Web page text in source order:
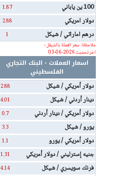
100 ين ياباني 1.87
دولار امريكي 2.88
درهم اماراتي / شيكل
1
ملاحظة: سعر العملة بالشيقل -
اخر تحديث 2026-06-03
اسعار العملات - البنك التجاري
الفلسطيني
دولار أمريكي / شيكل
2.88
دينار أردني / شيكل 4.01
دولار أمريكي / دينار أردني 0.7
يورو / شيكل 3.3
دولار أمريكي / يورو 1.1
جنيه إسترليني / دولار أمريكي 1.31
فرنك سويسري / شيكل 4.14